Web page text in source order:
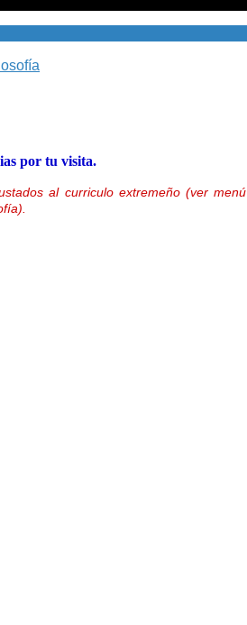
por tu visita.
al curriculo extremeño (ver menú